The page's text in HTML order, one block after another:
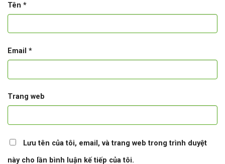
Tên *
Email *
Trang web
Lưu tên của tôi, email, và trang web trong trình duyệt
này cho lần bình luận kế tiếp của tôi.